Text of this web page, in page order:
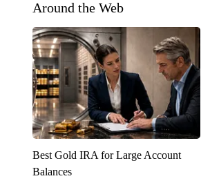
Around the Web
Best Gold IRA for Large Account
Balances